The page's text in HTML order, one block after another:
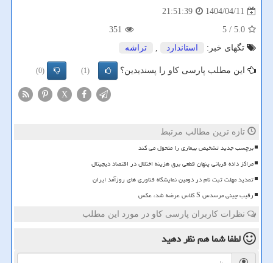
1404/04/11
21:51:39
5.0
/ 5
351
تگهای خبر:
استاندارد , تراشه
این مطلب پارسی کاو را پسندیدین؟ (1)
(0)
X
تازه ترین مطالب مرتبط
برچسب جدید تشخیص بیماری را متحول می کند
مراکز داده قربانی پنهان قطعی برق هزینه اختلال در اقتصاد دیجیتال
تمدید مهلت ثبت نام در دومین نمایشگاه فناوری های روزآمد ایران
رقیب چینی مرسدس S کلاس عرضه شد، عکس
نظرات کاربران پارسی کاو در مورد این مطلب
لطفا شما همنظر دهید